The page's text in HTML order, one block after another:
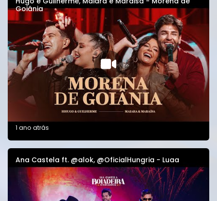
Goiânia
1 ano atrás
Ana Castela ft. @alok, @OficialHungria - Luaa